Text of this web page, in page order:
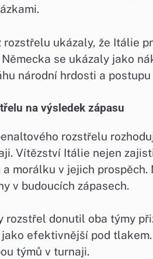
ukázaly, že Itálie
se ukázaly jako
národní hrdosti a
na výsledek zápasu
rozstřelu
Vítězství Itálie nejen
a morálku v jejich
v budoucích zápasech.
rozstřel donutil oba týmy
efektivnější pod
týmů v turnaji.